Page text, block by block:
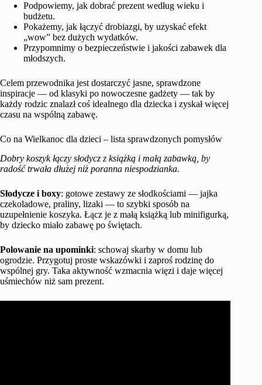
Podpowiemy, jak dobrać prezent według wieku i
budżetu.
Pokażemy, jak łączyć drobiazgi, by uzyskać efekt
„wow” bez dużych wydatków.
Przypomnimy o bezpieczeństwie i jakości zabawek dla
młodszych.
Celem przewodnika jest dostarczyć jasne, sprawdzone
inspiracje — od klasyki po nowoczesne gadżety — tak by
każdy rodzic znalazł coś idealnego dla dziecka i zyskał więcej
czasu na wspólną zabawę.
Co na Wielkanoc dla dzieci – lista sprawdzonych pomysłów
Dobry koszyk łączy słodycz z książką i małą zabawką, by
radość trwała dłużej niż poranna niespodzianka.
Słodycze i boxy: gotowe zestawy ze słodkościami — jajka
czekoladowe, praliny, lizaki — to szybki sposób na
uzupełnienie koszyka. Łącz je z małą książką lub minifigurką,
by dziecko miało zabawę po świętach.
Polowanie na upominki: schowaj skarby w domu lub
ogrodzie. Przygotuj proste wskazówki i zaproś rodzinę do
wspólnej gry. Taka aktywność wzmacnia więzi i daje więcej
uśmiechów niż sam prezent.